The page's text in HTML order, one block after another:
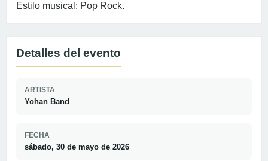
Estilo musical: Pop Rock.
Detalles del evento
ARTISTA
Yohan Band
FECHA
sábado, 30 de mayo de 2026